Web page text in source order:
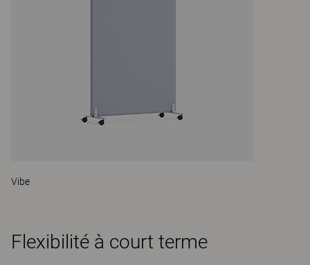
Vibe
Flexibilité à court terme